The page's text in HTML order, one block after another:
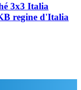
3x3 Italia
regine d'Italia